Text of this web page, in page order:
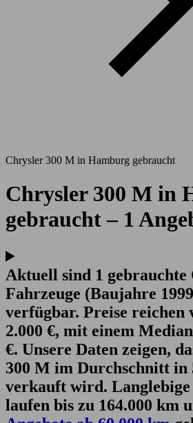
Chrysler 300 M in Hamburg gebraucht
Chrysler 300 M in
gebraucht – 1
Aktuell sind 1
Fahrzeuge (Baujahre
verfügbar. Preise reichen
2.000 €, mit einem
€. Unsere Daten zeigen,
300 M im Durchschnitt in
verkauft wird. Langlebige
laufen bis zu 164.000 km